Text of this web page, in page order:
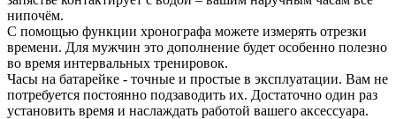
нипочём.
С помощью функции хронографа можете измерять отрезки
времени. Для мужчин это дополнение будет особенно полезно
во время интервальных тренировок.
Часы на батарейке - точные и простые в эксплуатации. Вам не
потребуется постоянно подзаводить их. Достаточно один раз
установить время и наслаждать работой вашего аксессуара.